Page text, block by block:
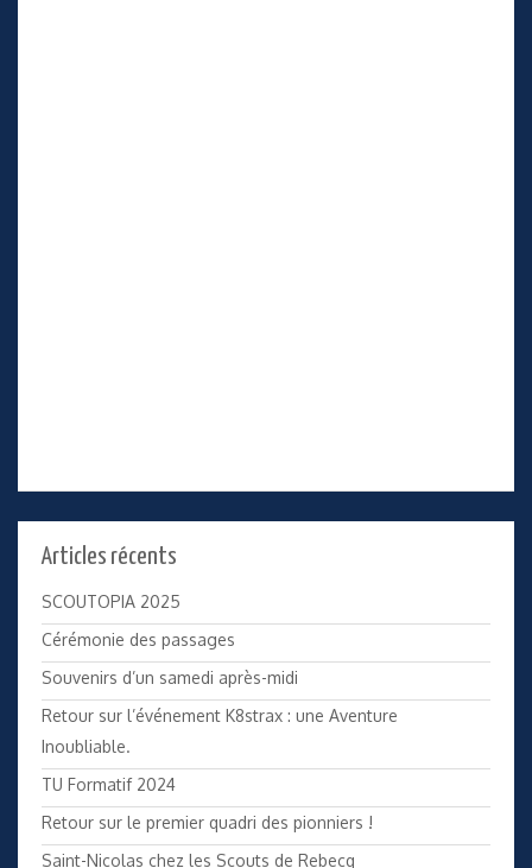
Articles récents
SCOUTOPIA 2025
Cérémonie des passages
Souvenirs d’un samedi après-midi
Retour sur l’événement K8strax : une Aventure
Inoubliable.
TU Formatif 2024
Retour sur le premier quadri des pionniers !
Saint-Nicolas chez les Scouts de Rebecq